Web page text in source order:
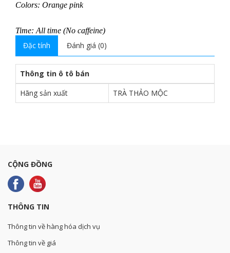
Colors: Orange pink
Time: All time (No caffeine)
Đặc tính Đánh giá (0)
Thông tin ô tô bán
Hãng sản xuất
TRÀ THẢO MỘC
CỘNG ĐỒNG
THÔNG TIN
Thông tin về hàng hóa dịch vụ
Thông tin về giá